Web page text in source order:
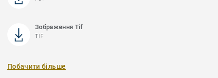
Зображення Tif
TIF
Побачити більше